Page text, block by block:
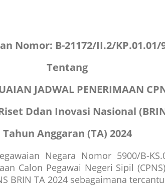
Nomor: B-21172/II.2/KP.01.01/
Tentang
JADWAL PENERIMAAN
Ddan Inovasi Nasional
Tahun Anggaran (TA) 2024
Negara Nomor 5900/B-
Calon Pegawai Negeri Sipil
BRIN TA 2024 sebagaimana